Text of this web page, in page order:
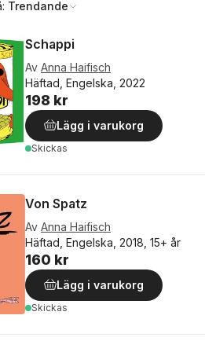
Trendande
Schappi
Av Anna Haifisch
Häftad, Engelska, 2022
198 kr
Lägg i varukorg
Skickas
Von Spatz
Av Anna Haifisch
Häftad, Engelska, 2018, 15+ år
160 kr
Lägg i varukorg
Skickas